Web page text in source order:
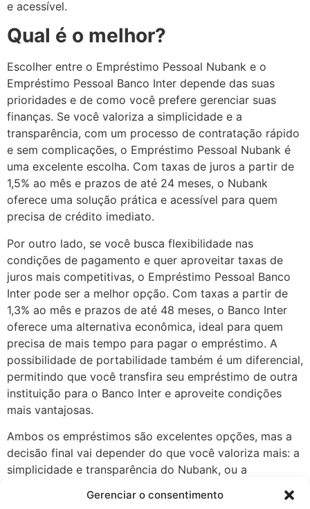
Gerenciar o consentimento
e acessível.
Qual é o melhor?
Escolher entre o Empréstimo Pessoal Nubank e o
Empréstimo Pessoal Banco Inter depende das suas
prioridades e de como você prefere gerenciar suas
finanças. Se você valoriza a simplicidade e a
transparência, com um processo de contratação rápido
e sem complicações, o Empréstimo Pessoal Nubank é
uma excelente escolha. Com taxas de juros a partir de
1,5% ao mês e prazos de até 24 meses, o Nubank
oferece uma solução prática e acessível para quem
precisa de crédito imediato.
Por outro lado, se você busca flexibilidade nas
condições de pagamento e quer aproveitar taxas de
juros mais competitivas, o Empréstimo Pessoal Banco
Inter pode ser a melhor opção. Com taxas a partir de
1,3% ao mês e prazos de até 48 meses, o Banco Inter
oferece uma alternativa econômica, ideal para quem
precisa de mais tempo para pagar o empréstimo. A
possibilidade de portabilidade também é um diferencial,
permitindo que você transfira seu empréstimo de outra
instituição para o Banco Inter e aproveite condições
mais vantajosas.
Ambos os empréstimos são excelentes opções, mas a
decisão final vai depender do que você valoriza mais: a
simplicidade e transparência do Nubank, ou a
Seja qual for sua escolha, você estará optando por uma